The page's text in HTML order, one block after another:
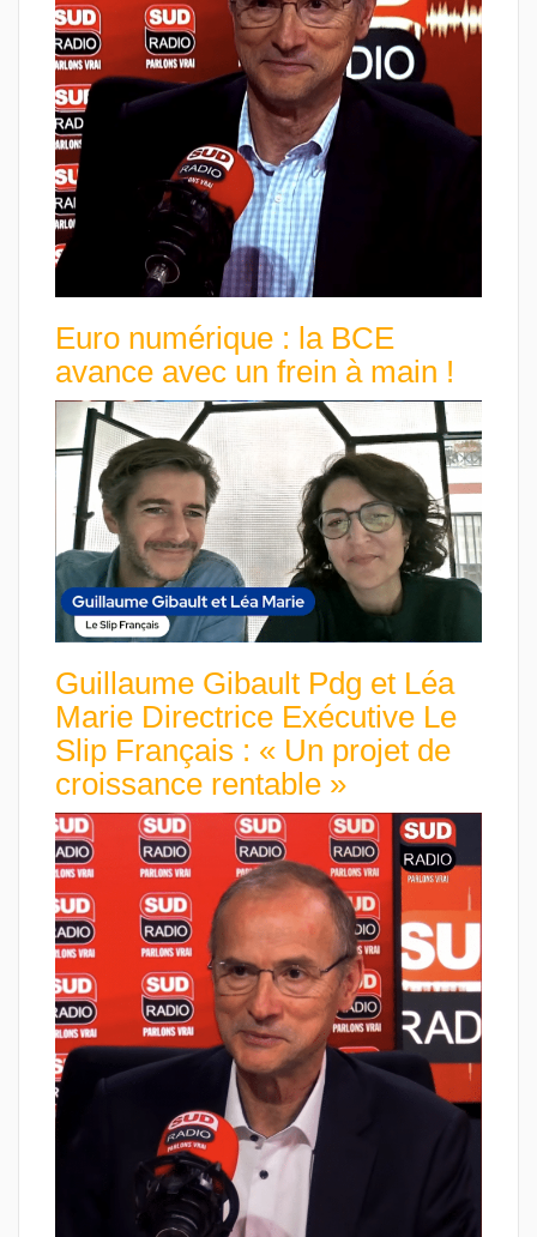
Euro numérique : la BCE
avance avec un frein à main !
Guillaume Gibault Pdg et Léa
Marie Directrice Exécutive Le
Slip Français : « Un projet de
croissance rentable »